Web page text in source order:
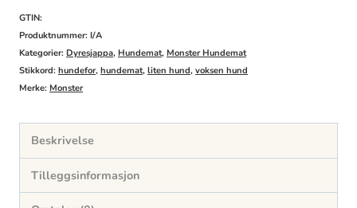
bites
Original
chicken
antall
GTIN:
Produktnummer: I/A
Kategorier: Dyresjappa, Hundemat, Monster Hundemat
Stikkord: hundefor, hundemat, liten hund, voksen hund
Merke: Monster
Beskrivelse
Tilleggsinformasjon